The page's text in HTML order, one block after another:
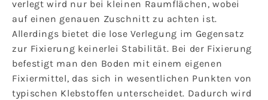
verlegt wird nur bei kleinen Raumflächen, wobei
auf einen genauen Zuschnitt zu achten ist.
Allerdings bietet die lose Verlegung im Gegensatz
zur Fixierung keinerlei Stabilität. Bei der Fixierung
befestigt man den Boden mit einem eigenen
Fixiermittel, das sich in wesentlichen Punkten von
typischen Klebstoffen unterscheidet. Dadurch wird